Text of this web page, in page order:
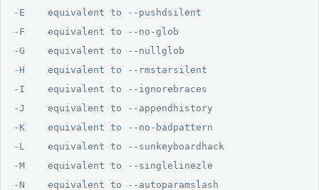
-E    equivalent to --pushdsilent
-F    equivalent to --no-glob
-G    equivalent to --nullglob
-H    equivalent to --rmstarsilent
-I    equivalent to --ignorebraces
-J    equivalent to --appendhistory
-K    equivalent to --no-badpattern
-L    equivalent to --sunkeyboardhack
-M    equivalent to --singlelinezle
-N    equivalent to --autoparamslash